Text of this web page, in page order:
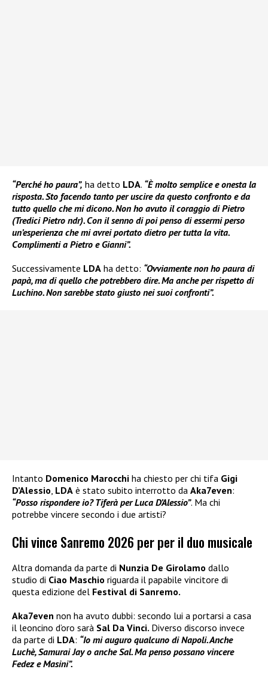
“Perché ho paura”, ha detto LDA. “È molto semplice e onesta la
risposta. Sto facendo tanto per uscire da questo confronto e da
tutto quello che mi dicono. Non ho avuto il coraggio di Pietro
(Tredici Pietro ndr). Con il senno di poi penso di essermi perso
un’esperienza che mi avrei portato dietro per tutta la vita.
Complimenti a Pietro e Gianni”.
Successivamente LDA ha detto: “Ovviamente non ho paura di
papà, ma di quello che potrebbero dire. Ma anche per rispetto di
Luchino. Non sarebbe stato giusto nei suoi confronti”.
Intanto Domenico Marocchi ha chiesto per chi tifa Gigi
D’Alessio, LDA è stato subito interrotto da Aka7even:
“Posso rispondere io? Tiferà per Luca D’Alessio”. Ma chi
potrebbe vincere secondo i due artisti?
Chi vince Sanremo 2026 per per il duo musicale
Altra domanda da parte di Nunzia De Girolamo dallo
studio di Ciao Maschio riguarda il papabile vincitore di
questa edizione del Festival di Sanremo.
Aka7even non ha avuto dubbi: secondo lui a portarsi a casa
il leoncino d’oro sarà Sal Da Vinci. Diverso discorso invece
da parte di LDA: “Io mi auguro qualcuno di Napoli. Anche
Luchè, Samurai Jay o anche Sal. Ma penso possano vincere
Fedez e Masini”.